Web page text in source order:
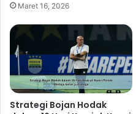
Maret 16, 2026
Strategi Bojan Hodak